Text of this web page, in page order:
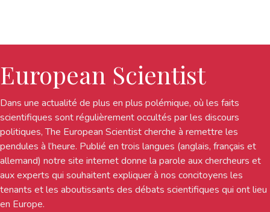
European Scientist
Dans une actualité de plus en plus polémique, où les faits
scientifiques sont régulièrement occultés par les discours
politiques, The European Scientist cherche à remettre les
pendules à l’heure. Publié en trois langues (anglais, français et
allemand) notre site internet donne la parole aux chercheurs et
aux experts qui souhaitent expliquer à nos concitoyens les
tenants et les aboutissants des débats scientifiques qui ont lieu
en Europe.